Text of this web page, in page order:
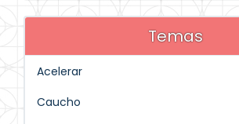
Temas
Acelerar
Caucho